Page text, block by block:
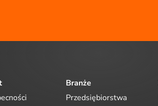
Branże
Przedsiębiorstwa